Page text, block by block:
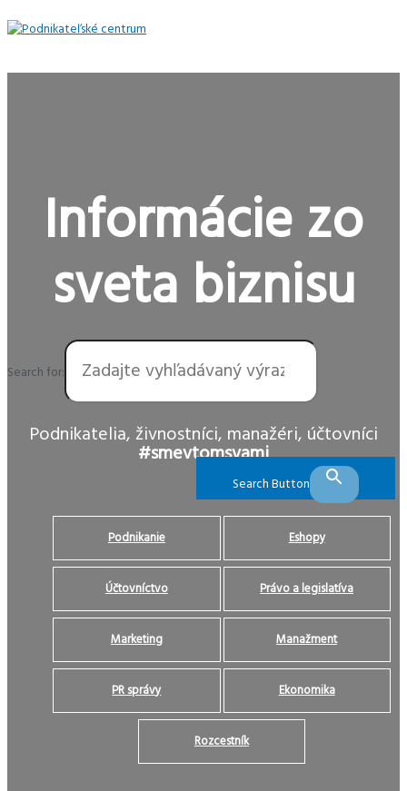
Preskočiť
na
Menu
Informácie zo
sveta biznisu
Search for:
Search Button
Podnikatelia, živnostníci, manažéri, účtovníci
#smevtomsvami
Podnikanie Eshopy
Účtovníctvo Právo a legislatíva
Marketing Manažment
PR správy Ekonomika
Rozcestník